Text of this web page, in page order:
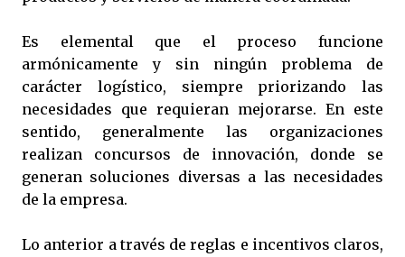
Es elemental que el proceso funcione
armónicamente y sin ningún problema de
carácter logístico, siempre priorizando las
necesidades que requieran mejorarse. En este
sentido, generalmente las organizaciones
realizan concursos de innovación, donde se
generan soluciones diversas a las necesidades
de la empresa.
Lo anterior a través de reglas e incentivos claros,